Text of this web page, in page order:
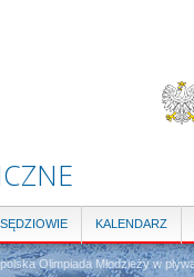
SĘDZIOWIE KALENDARZ
Olimpiada Młodzieży w